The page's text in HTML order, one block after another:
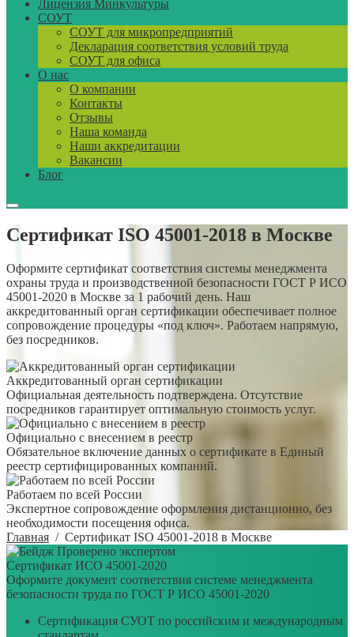
Лицензия Минкультуры
СОУТ
СОУТ для микропредприятий
Декларация соответствия условий труда
СОУТ для офиса
О нас
О компании
Контакты
Отзывы
Наша команда
Наши аккредитации
Вакансии
Блог
Сертификат ISO 45001-2018 в Москве
Оформите сертификат соответствия системы менеджмента
охраны труда и производственной безопасности ГОСТ Р ИСО
45001-2020 в Москве за 1 рабочий день. Наш
аккредитованный орган сертификации обеспечивает полное
сопровождение процедуры «под ключ». Работаем напрямую,
без посредников.
Аккредитованный орган сертификации
Официальная деятельность подтверждена. Отсутствие
посредников гарантирует оптимальную стоимость услуг.
Официально с внесением в реестр
Обязательное включение данных о сертификате в Единый
реестр сертифицированных компаний.
Работаем по всей России
Экспертное сопровождение оформления дистанционно, без
необходимости посещения офиса.
Главная / Сертификат ISO 45001-2018 в Москве
Проверено экспертом
Сертификат ИСО 45001-2020
Оформите документ соответствия системе менеджмента
безопасности труда по ГОСТ Р ИСО 45001-2020
Сертификация СУОТ по российским и международным